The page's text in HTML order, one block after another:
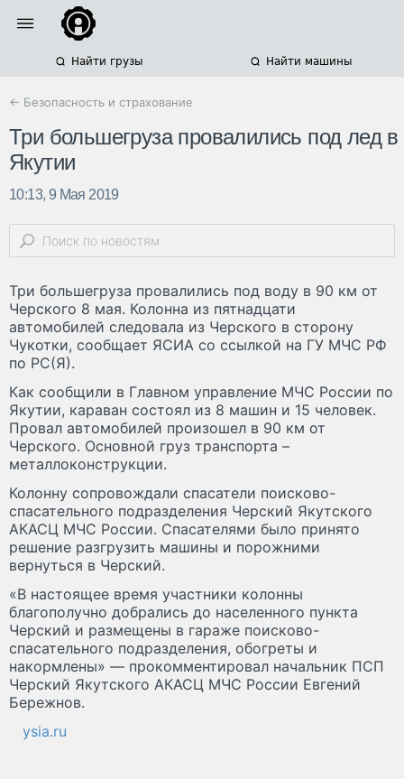
Найти грузы Найти машины
← Безопасность и страхование
Три большегруза провалились под лед в
Якутии
10:13, 9 Мая 2019
Три большегруза провалились под воду в 90 км от
Черского 8 мая. Колонна из пятнадцати
автомобилей следовала из Черского в сторону
Чукотки, сообщает ЯСИА со ссылкой на ГУ МЧС РФ
по РС(Я).
Как сообщили в Главном управление МЧС России по
Якутии, караван состоял из 8 машин и 15 человек.
Провал автомобилей произошел в 90 км от
Черского. Основной груз транспорта –
металлоконструкции.
Колонну сопровождали спасатели поисково-
спасательного подразделения Черский Якутского
АКАСЦ МЧС России. Спасателями было принято
решение разгрузить машины и порожними
вернуться в Черский.
«В настоящее время участники колонны
благополучно добрались до населенного пункта
Черский и размещены в гараже поисково-
спасательного подразделения, обогреты и
накормлены» — прокомментировал начальник ПСП
Черский Якутского АКАСЦ МЧС России Евгений
Бережнов.
ysia.ru